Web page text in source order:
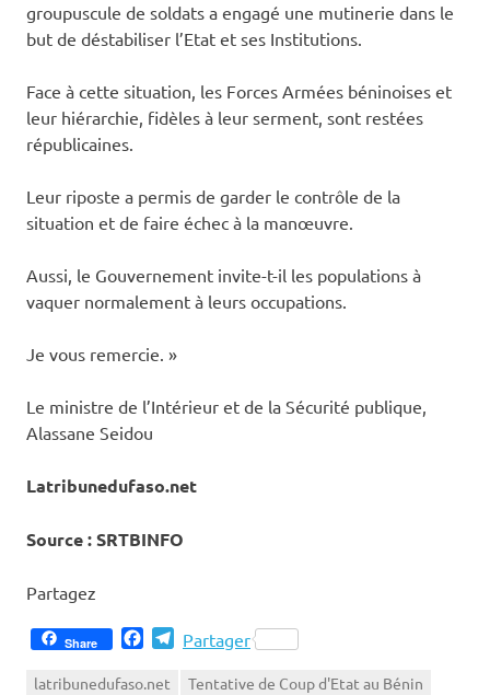
groupuscule de soldats a engagé une mutinerie dans le
but de déstabiliser l’Etat et ses Institutions.
‎Face à cette situation, les Forces Armées béninoises et
leur hiérarchie, fidèles à leur serment, sont restées
républicaines.
‎Leur riposte a permis de garder le contrôle de la
situation et de faire échec à la manœuvre.
‎Aussi, le Gouvernement invite-t-il les populations à
vaquer normalement à leurs occupations.
‎Je vous remercie. »
‎Le ministre de l’Intérieur et de la Sécurité publique,
Alassane Seidou
‎Latribunedufaso.net
‎Source : SRTBINFO
Partagez
Share FacebookTelegram
Partager
latribunedufaso.net Tentative de Coup d'Etat au Bénin